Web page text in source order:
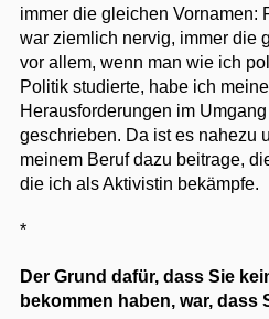
immer die gleichen Vornamen:
war ziemlich nervig, immer die
vor allem, wenn man wie ich
Politik studierte, habe ich
Herausforderungen im
geschrieben. Da ist es nahezu
meinem Beruf dazu beitrage,
die ich als Aktivistin bekämpfe.
*
Der Grund dafür, dass Sie
bekommen haben, war, dass